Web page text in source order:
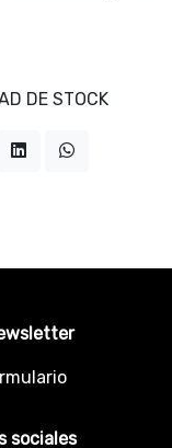
DE STOCK
sociales